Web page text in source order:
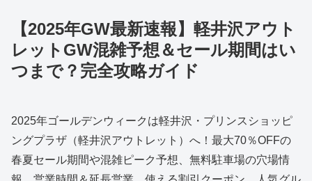
【2025年GW最新速報】軽井沢アウト
レットGW混雑予想＆セール期間はい
つまで？完全攻略ガイド
2025年ゴールデンウィークは軽井沢・プリンスショッピ
ングプラザ（軽井沢アウトレット）へ！最大70％OFFの
春夏セール期間や混雑ピーク予想、無料駐車場の穴場情